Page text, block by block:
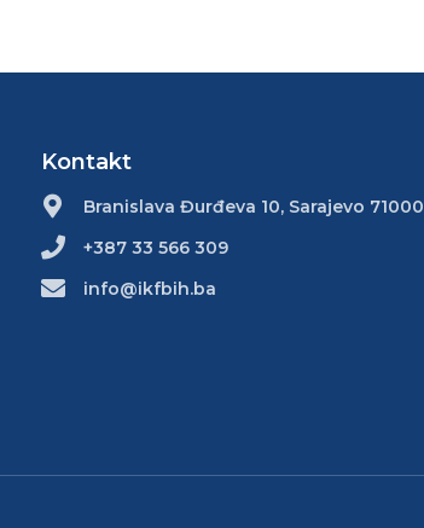
Kontakt
Branislava Đurđeva 10, Sarajevo 71000
+387 33 566 309
info@ikfbih.ba